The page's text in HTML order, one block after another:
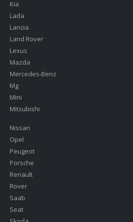
Kia
Lada
Lancia
Land Rover
Lexus
Mazda
Mercedes-Benz
Mg
Mini
Mitsubishi
Nissan
Opel
Peugeot
Porsche
Renault
Rover
Saab
Seat